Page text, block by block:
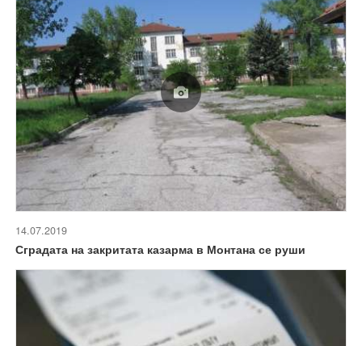
14.07.2019
Сградата на закритата казарма в Монтана се руши